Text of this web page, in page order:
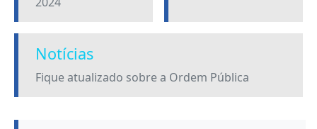
Notícias
Fique atualizado sobre a Ordem Pública